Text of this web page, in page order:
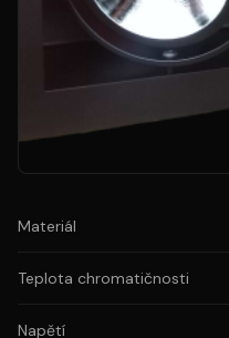
Materiál
Teplota chromatičnosti
Napětí